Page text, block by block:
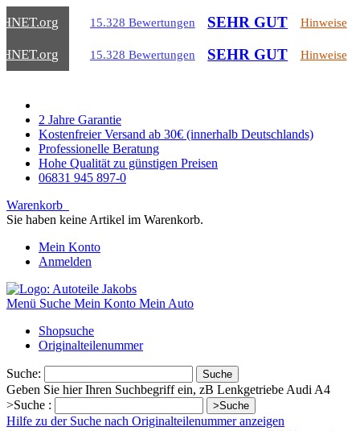
.org 15.328 Bewertungen SEHR GUT Hinweise
.org 15.328 Bewertungen SEHR GUT Hinweise
2 Jahre Garantie
Kostenfreier Versand ab 30€ (innerhalb Deutschlands)
Professionelle Beratung
Hohe Qualität zu günstigen Preisen
06831 945 897-0
Warenkorb
Sie haben keine Artikel im Warenkorb.
Mein Konto
Anmelden
Menü Suche Mein Konto Mein Auto
Shopsuche
Originalteilenummer
Suche: Suche
Geben Sie hier Ihren Suchbegriff ein, zB Lenkgetriebe Audi A4
>Suche :
>Suche
Hilfe zu der Suche nach Originalteilenummer anzeigen